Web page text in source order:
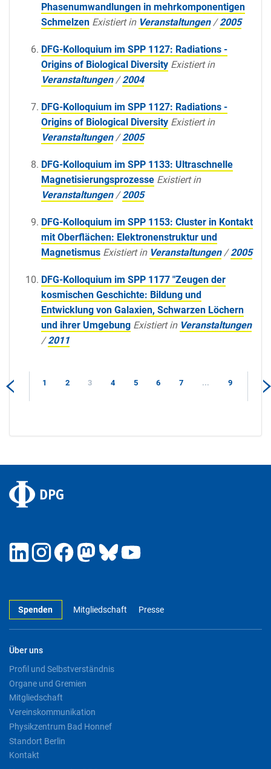
Phasenumwandlungen in mehrkomponentigen
Schmelzen Existiert in Veranstaltungen /2005
DFG-Kolloquium im SPP 1127: Radiations -
Origins of Biological Diversity Existiert in
Veranstaltungen /2004
DFG-Kolloquium im SPP 1127: Radiations -
Origins of Biological Diversity Existiert in
Veranstaltungen /2005
DFG-Kolloquium im SPP 1133: Ultraschnelle
Magnetisierungsprozesse Existiert in
Veranstaltungen /2005
DFG-Kolloquium im SPP 1153: Cluster in Kontakt
mit Oberflächen: Elektronenstruktur und
Magnetismus Existiert in Veranstaltungen /2005
DFG-Kolloquium im SPP 1177 "Zeugen der
kosmischen Geschichte: Bildung und
Entwicklung von Galaxien, Schwarzen Löchern
und ihrer Umgebung Existiert in Veranstaltungen
/2011
1 2 3 4 5 6 7 ... 9
Spenden Mitgliedschaft Presse
Über uns
Profil und Selbstverständnis
Organe und Gremien
Mitgliedschaft
Vereinskommunikation
Physikzentrum Bad Honnef
Standort Berlin
Kontakt